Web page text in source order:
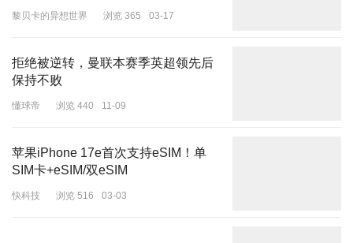
在其官方公众号一则推文中，部分被汇福粮油称为散油销售客户的名
世纪悦福、众和裕丰粮油、天津华科科技、保定宏海粮油、方顺联合
粮油、沈阳中城供应链。
检索公开信息看到，上述公司中，
例如世纪悦福，工商信息显示该公司成立于2015年，以农副食品加
工业为主，公开招标信息中，其生意涉及高校食堂，曾在2017年、
堂供应食用油等原材料。三河亚王食品有限公司的官方简介中则称其
黎贝卡的异想世界 浏览 365 03-17
拒绝被逆转，曼联本赛季英超领先后
保持不败
懂球帝 浏览 440 11-09
苹果iPhone 17e首次支持eSIM！单
SIM卡+eSIM/双eSIM
快科技 浏览 516 03-03